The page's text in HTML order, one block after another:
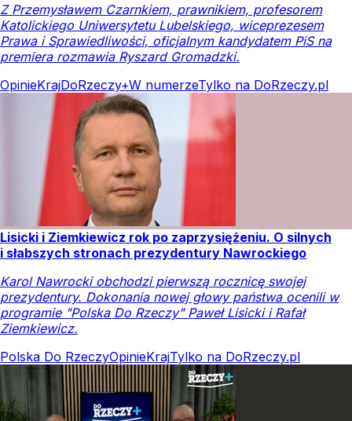
Z Przemysławem Czarnkiem, prawnikiem, profesorem
Katolickiego Uniwersytetu Lubelskiego, wiceprezesem
Prawa i Sprawiedliwości, oficjalnym kandydatem PiS na
premiera rozmawia Ryszard Gromadzki.
OpinieKrajDoRzeczy+W numerzeTylko na DoRzeczy.pl
Lisicki i Ziemkiewicz rok po zaprzysiężeniu. O silnych
i słabszych stronach prezydentury Nawrockiego
Karol Nawrocki obchodzi pierwszą rocznicę swojej
prezydentury. Dokonania nowej głowy państwa ocenili w
programie "Polska Do Rzeczy" Paweł Lisicki i Rafał
Ziemkiewicz.
Polska Do RzeczyOpinieKrajTylko na DoRzeczy.pl